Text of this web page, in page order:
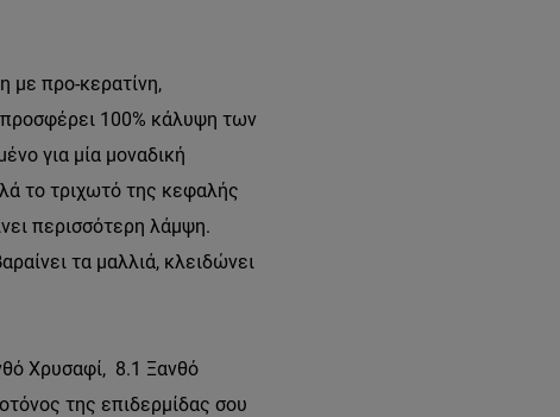
με προ-κερατίνη,
100% κάλυψη των
για μία μοναδική
το τριχωτό της κεφαλής
περισσότερη λάμψη.
τα μαλλιά, κλειδώνει
Χρυσαφί, 8.1 Ξανθό
της επιδερμίδας σου